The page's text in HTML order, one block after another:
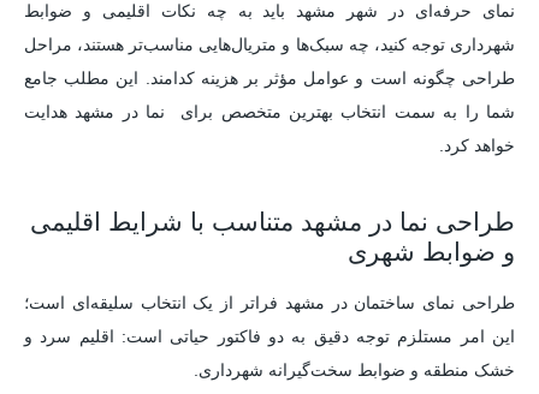
نمای حرفه‌ای در شهر مشهد باید به چه نکات اقلیمی و ضوابط
شهرداری توجه کنید، چه سبک‌ها و متریال‌هایی مناسب‌تر هستند، مراحل
طراحی چگونه است و عوامل مؤثر بر هزینه کدامند. این مطلب جامع
شما را به سمت انتخاب بهترین متخصص برای نما در مشهد هدایت
خواهد کرد.
طراحی نما در مشهد متناسب با شرایط اقلیمی
و ضوابط شهری
طراحی نمای ساختمان در مشهد فراتر از یک انتخاب سلیقه‌ای است؛
این امر مستلزم توجه دقیق به دو فاکتور حیاتی است: اقلیم سرد و
خشک منطقه و ضوابط سخت‌گیرانه شهرداری.